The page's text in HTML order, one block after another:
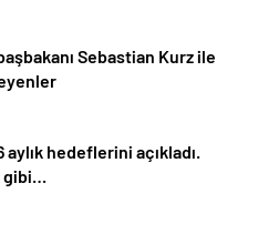
Sebastian Kurz ile
aylık hedeflerini açıkladı.
gibi…